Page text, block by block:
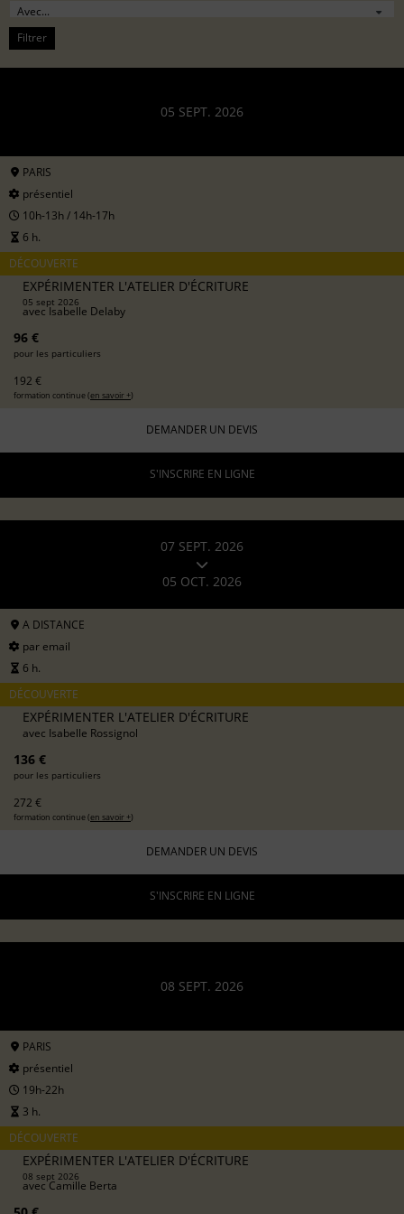
Filtrer
05 SEPT. 2026
PARIS
présentiel
10h-13h / 14h-17h
6 h.
DÉCOUVERTE
EXPÉRIMENTER L'ATELIER D'ÉCRITURE
05 sept 2026
avecIsabelle Delaby
96 €
pour les particuliers
192 €
formation continue (en savoir +)
DEMANDER UN DEVIS
S'INSCRIRE EN LIGNE
07 SEPT. 2026
05 OCT. 2026
A DISTANCE
par email
6 h.
DÉCOUVERTE
EXPÉRIMENTER L'ATELIER D'ÉCRITURE
avec Isabelle Rossignol
136 €
pour les particuliers
272 €
formation continue (en savoir +)
DEMANDER UN DEVIS
S'INSCRIRE EN LIGNE
08 SEPT. 2026
PARIS
présentiel
19h-22h
3 h.
DÉCOUVERTE
EXPÉRIMENTER L'ATELIER D'ÉCRITURE
08 sept 2026
avecCamille Berta